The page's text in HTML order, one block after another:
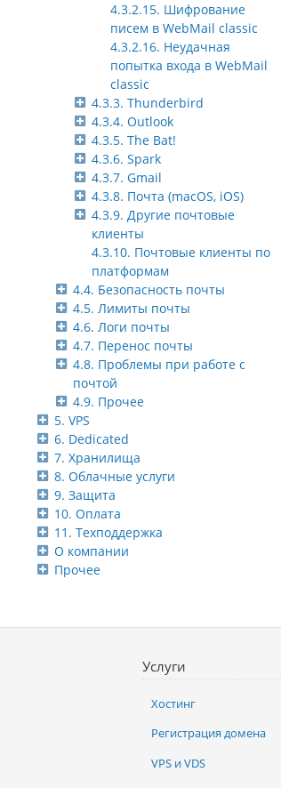
4.3.2.15. Шифрование
писем в WebMail classic
4.3.2.16. Неудачная
попытка входа в WebMail
classic
4.3.3. Thunderbird
4.3.4. Outlook
4.3.5. The Bat!
4.3.6. Spark
4.3.7. Gmail
4.3.8. Почта (macOS, iOS)
4.3.9. Другие почтовые
клиенты
4.3.10. Почтовые клиенты по
платформам
4.4. Безопасность почты
4.5. Лимиты почты
4.6. Логи почты
4.7. Перенос почты
4.8. Проблемы при работе с
почтой
4.9. Прочее
5. VPS
6. Dedicated
7. Хранилища
8. Облачные услуги
9. Защита
10. Оплата
11. Техподдержка
О компании
Прочее
Услуги
Хостинг
Регистрация домена
VPS и VDS